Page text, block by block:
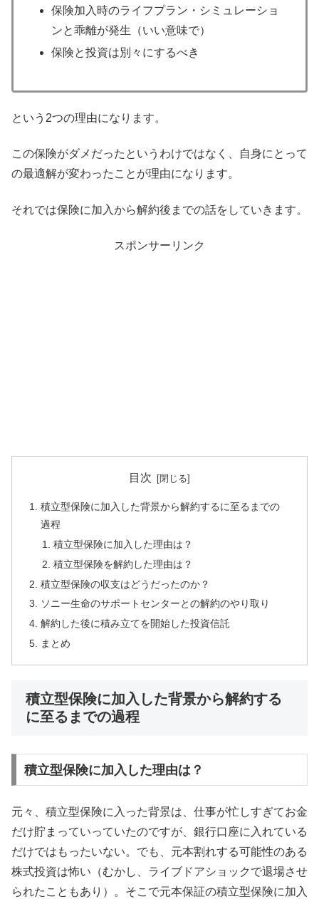
保険加入時のライフプラン・シミュレーショ
ンと乖離が発生（いい意味で）
保険と投資は別々にするべき
という2つの理由になります。
この保険がダメだったというわけではなく、自身にとって
の最適解が変わったことが理由になります。
それでは保険に加入から解約後までの話をしていきます。
スポンサーリンク
目次
積立型保険に加入した背景から解約するに至るまでの
過程
積立型保険に加入した理由は？
積立型保険を解約した理由は？
積立型保険の収支はどうだったのか？
ソニー生命のサポートセンターとの解約のやり取り
解約した後に積み立てを開始した投資信託
まとめ
積立型保険に加入した背景から解約する
に至るまでの過程
積立型保険に加入した理由は？
元々、積立型保険に入った背景は、仕事が忙しすぎてお金
だけ貯まっていっていたのですが、銀行口座に入れている
だけではもったいない。でも、元本割れする可能性のある
株式投資は怖い（むかし、ライブドアショックで退場させ
られたこともあり）。そこで元本保証の積立型保険に加入